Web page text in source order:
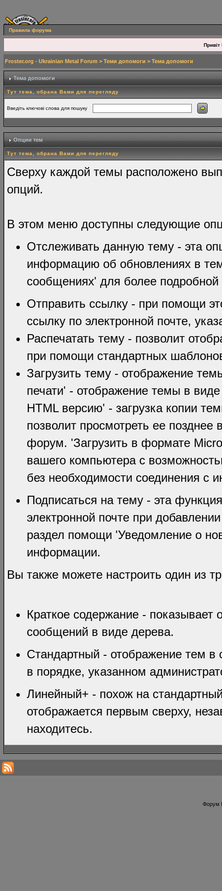
Правила форума
Привіт
Froster.org - Ukrainian Metal Forum > Теми допомоги > Тема допомоги
Тема допомоги
Тут тема, обрана Вами для перегляду
Введіть ключові слова для пошуку
Опции тем
Тут тема, обрана Вами для перегляду
Сверху каждой темы расположено
опций.
В этом меню доступны следующие
Отслеживать данную тему - эта
информацию об обновлениях в
сообщениях' для более
Отправить ссылку - при помощи
ссылку по электронной почте,
Распечатать тему - позволит
при помощи стандартных
Загрузить тему - отображение
печати' - отображение темы в
HTML версию' - загрузка копии
позволит просмотреть ее позднее
форум. 'Загрузить в формате
вашего компьютера с
без необходимости соединения с
Подписаться на тему - эта
электронной почте при
раздел помощи 'Уведомление о
информации.
Вы также можете настроить один из
Краткое содержание -
сообщений в виде дерева.
Стандартный - отображение тем
в порядке, указанном
Линейный+ - похож на
отображается первым сверху,
находитесь.
Форум